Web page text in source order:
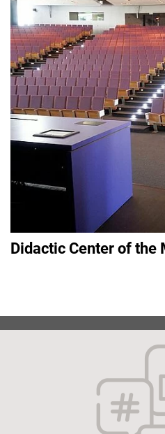
Didactic Center of the